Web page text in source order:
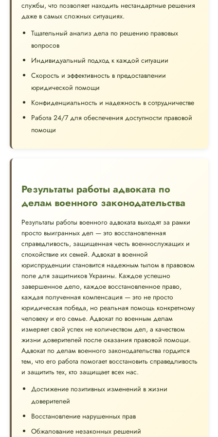
службы, что позволяет находить нестандартные решения
даже в самых сложных ситуациях.
Тщательный анализ дела по решению правовых
вопросов
Индивидуальный подход к каждой ситуации
Скорость и эффективность в предоставлении
юридической помощи
Конфиденциальность и надежность в сотрудничестве
Работа 24/7 для обеспечения доступности правовой
помощи
Результаты работы адвоката по
делам военного законодательства
Результаты работы военного адвоката выходят за рамки
просто выигранных дел — это восстановленная
справедливость, защищенная честь военнослужащих и
спокойствие их семей. Адвокат в военной
юриспруденции становится надежным тылом в правовом
поле для защитников Украины. Каждое успешно
завершенное дело, каждое восстановленное право,
каждая полученная компенсация — это не просто
юридическая победа, но реальная помощь конкретному
человеку и его семье. Адвокат по военным делам
измеряет свой успех не количеством дел, а качеством
жизни доверителей после оказания правовой помощи.
Адвокат по делам военного законодательства гордится
тем, что его работа помогает восстановить справедливость
и защитить тех, кто защищает всех нас.
Достижение позитивных изменений в жизни
доверителей
Восстановление нарушенных прав
Обжалование незаконных решений